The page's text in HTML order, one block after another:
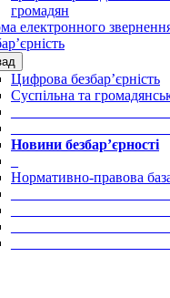
громадян
електронного
Цифрова безбар’єрність
Суспільна та
Новини безбар’єрності
Нормативно-правова